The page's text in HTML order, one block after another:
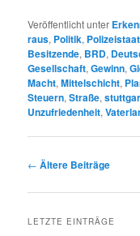
Veröffentlicht unter
raus, Politik, Polizeistaat
Besitzende, BRD,
Gesellschaft,Gewinn,
Macht,Mittelschicht,
Steuern,Straße,
Unzufriedenheit,
Beitrags-
← Ältere Beiträge
LETZTE EINTRÄGE